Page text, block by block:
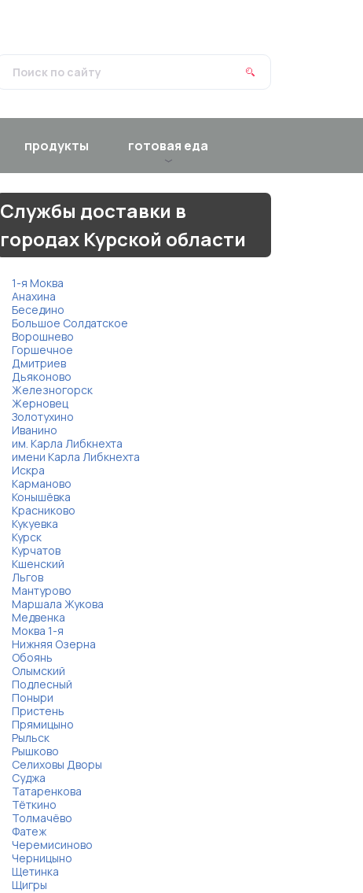
продукты готовая еда
Службы доставки в
городах Курской области
1-я Моква
Анахина
Беседино
Большое Солдатское
Ворошнево
Горшечное
Дмитриев
Дьяконово
Железногорск
Жерновец
Золотухино
Иванино
им. Карла Либкнехта
имени Карла Либкнехта
Искра
Карманово
Конышёвка
Красниково
Кукуевка
Курск
Курчатов
Кшенский
Льгов
Мантурово
Маршала Жукова
Медвенка
Моква 1-я
Нижняя Озерна
Обоянь
Олымский
Подлесный
Поныри
Пристень
Прямицыно
Рыльск
Рышково
Селиховы Дворы
Суджа
Татаренкова
Тёткино
Толмачёво
Фатеж
Черемисиново
Черницыно
Щетинка
Щигры